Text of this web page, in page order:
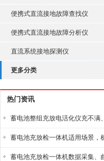
便携式直流接地故障查找仪
便携式直流接地故障分析仪
直流系统接地探测仪
更多分类
热门资讯